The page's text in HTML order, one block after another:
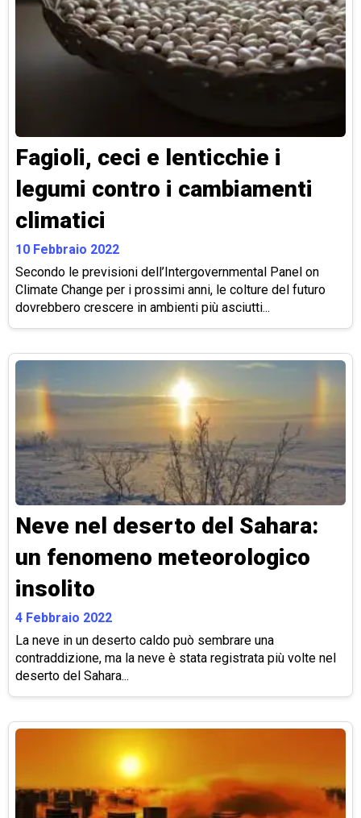
Fagioli, ceci e lenticchie i
legumi contro i cambiamenti
climatici
10 Febbraio 2022
Secondo le previsioni dell’Intergovernmental Panel on
Climate Change per i prossimi anni, le colture del futuro
dovrebbero crescere in ambienti più asciutti...
Neve nel deserto del Sahara:
un fenomeno meteorologico
insolito
4 Febbraio 2022
La neve in un deserto caldo può sembrare una
contraddizione, ma la neve è stata registrata più volte nel
deserto del Sahara...